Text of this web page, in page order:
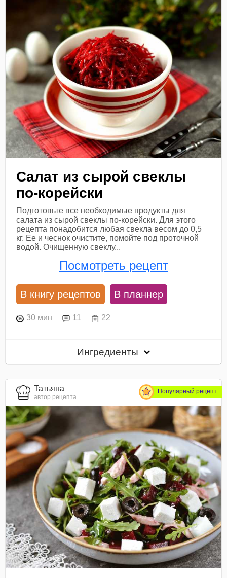
Салат из сырой свеклы
по-корейски
Подготовьте все необходимые продукты для
салата из сырой свеклы по-корейски. Для этого
рецепта понадобится любая свекла весом до 0,5
кг. Ее и чеснок очистите, помойте под проточной
водой. Очищенную свеклу...
Посмотреть рецепт
В книгу рецептов В планнер
30 мин 11 22
Ингредиенты
Татьяна
автор рецепта
Популярный рецепт